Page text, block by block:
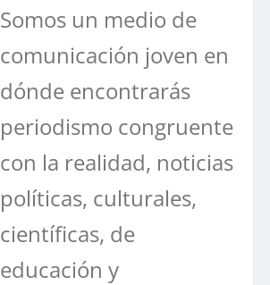
Somos un medio de
comunicación joven en
dónde encontrarás
periodismo congruente
con la realidad, noticias
políticas, culturales,
científicas, de
educación y